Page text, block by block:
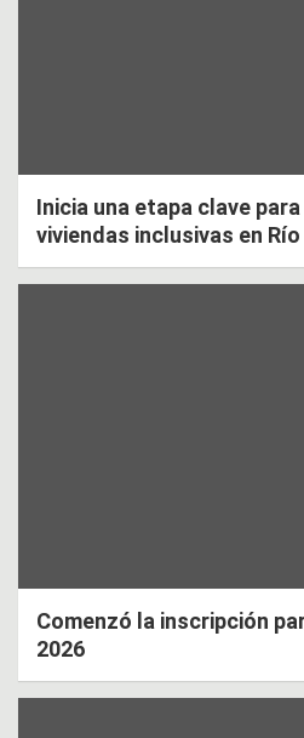
Inicia una etapa clave
viviendas inclusivas en
Comenzó la inscripción
2026